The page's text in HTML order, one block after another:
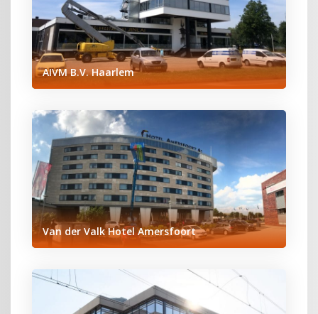
AIVM B.V. Haarlem
Van der Valk Hotel Amersfoort